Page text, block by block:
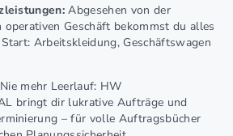
Abgesehen von der
Geschäft bekommst du alles
Arbeitskleidung, Geschäftswagen
Nie mehr Leerlauf: HW
bringt dir lukrative Aufträge und
– für volle Auftragsbücher